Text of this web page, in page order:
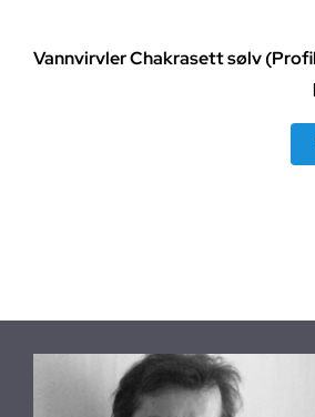
Vannvirvler Chakrasett sølv